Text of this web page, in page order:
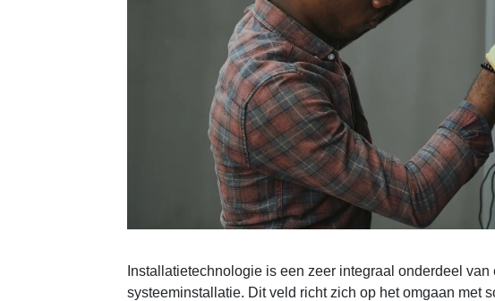
Installatietechnologie is een zeer integraal onderdeel
systeeminstallatie. Dit veld richt zich op het omgaan met